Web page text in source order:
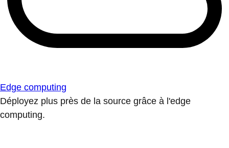
Edge computing
Déployez plus près de la source grâce à l'edge
computing.